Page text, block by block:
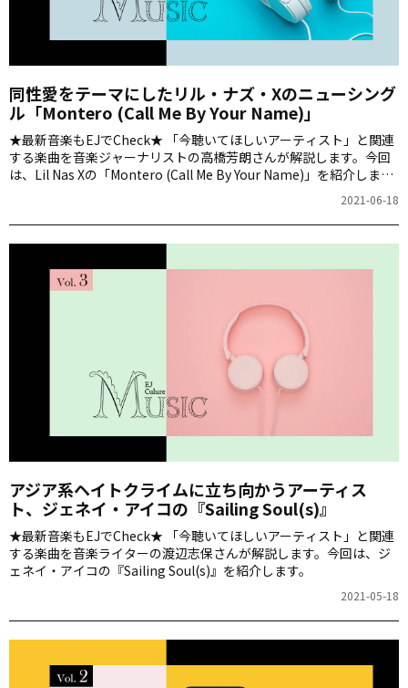
同性愛をテーマにしたリル・ナズ・Xのニューシング
ル「Montero (Call Me By Your Name)」
★最新音楽もEJでCheck★ 「今聴いてほしいアーティスト」と関連
する楽曲を音楽ジャーナリストの高橋芳朗さんが解説します。今回
は、Lil Nas Xの「Montero (Call Me By Your Name)」を紹介しま
2021-06-18
アジア系ヘイトクライムに立ち向かうアーティス
ト、ジェネイ・アイコの『Sailing Soul(s)』
★最新音楽もEJでCheck★ 「今聴いてほしいアーティスト」と関連
する楽曲を音楽ライターの渡辺志保さんが解説します。今回は、ジ
ェネイ・アイコの『Sailing Soul(s)』を紹介します。
2021-05-18